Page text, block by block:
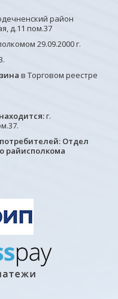
район
д.11 пом.37
29.09.2000 г.
в Торговом реестре
г.
Отдел
райисполкома